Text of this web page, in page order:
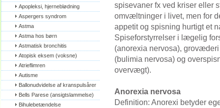
Apopleksi, hjerneblødning
Aspergers syndrom
Astma
Astma hos børn
Astmatisk bronchitis
Atopisk eksem (voksne)
Atrieflimren
Autisme
Ballonudvidelse af kranspulsårer
Bells Parese (ansigtslammelse)
Bihulebetændelse
spisevaner fx ved kriser eller
omvæltninger i livet, men for
appetit og spisning hurtigt et
Spiseforstyrrelser i lægelig
(anorexia nervosa),
(bulimia nervosa) og
overvægt).
Anorexia nervosa
Definition: Anorexi betyder